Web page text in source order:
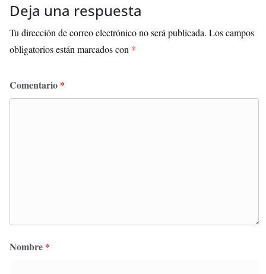
Deja una respuesta
Tu dirección de correo electrónico no será publicada. Los campos
obligatorios están marcados con *
Comentario *
Nombre *